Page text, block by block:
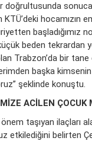
doğrultusunda
KTÜ’deki
başladığımız
beden tekrardan
Trabzon’da bir
başka
şeklinde konuştu.
ACİLEN
taşıyan ilaçları
etkilediğini belirten